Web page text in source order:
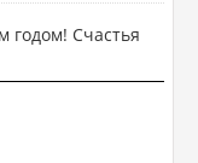
годом! Счастья